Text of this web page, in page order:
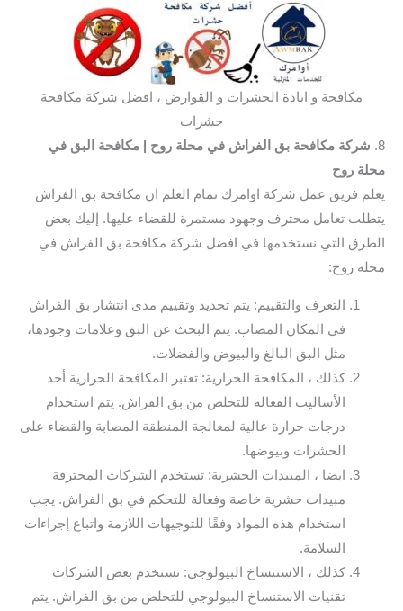
مكافحة و ابادة الحشرات و القوارض ، افضل شركة مكافحة
حشرات
8. شركة مكافحة بق الفراش في محلة روح
| مكافحة البق في
محلة روح
يعلم فريق عمل شركة اوامرك تمام العلم ان مكافحة بق الفراش
يتطلب تعامل محترف وجهود مستمرة للقضاء عليها. إليك بعض
الطرق التي نستخدمها في افضل شركة مكافحة بق الفراش في
محلة روح:
التعرف والتقييم: يتم تحديد وتقييم مدى انتشار بق الفراش
في المكان المصاب. يتم البحث عن البق وعلامات وجودها،
مثل البق البالغ والبيوض والفضلات.
كذلك ، المكافحة الحرارية: تعتبر المكافحة الحرارية أحد
الأساليب الفعالة للتخلص من بق الفراش. يتم استخدام
درجات حرارة عالية لمعالجة المنطقة المصابة والقضاء على
الحشرات وبيوضها.
ايضا ، المبيدات الحشرية: تستخدم الشركات المحترفة
مبيدات حشرية خاصة وفعالة للتحكم في بق الفراش. يجب
استخدام هذه المواد وفقًا للتوجيهات اللازمة واتباع إجراءات
السلامة.
كذلك ، الاستنساخ البيولوجي: تستخدم بعض الشركات
تقنيات الاستنساخ البيولوجي للتخلص من بق الفراش. يتم